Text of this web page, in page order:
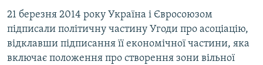
21 березня 2014 року Україна і Євросоюзом
підписали політичну частину Угоди про асоціацію,
відклавши підписання її економічної частини, яка
включає положення про створення зони вільної